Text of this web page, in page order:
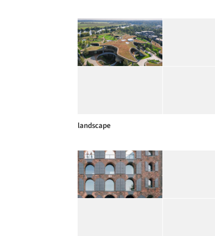
landscape